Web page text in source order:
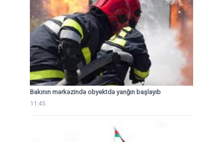
Bakının mərkəzində obyektdə yanğın başlayıb
11:45